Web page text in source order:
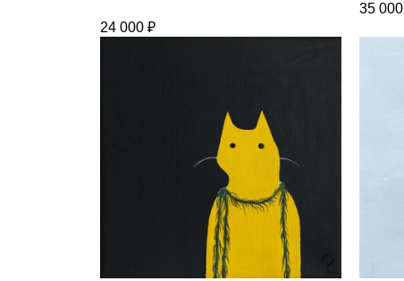
24 000 ₽
35 000